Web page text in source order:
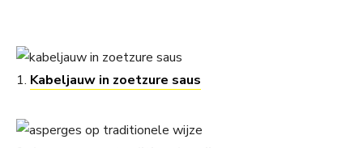
1. Kabeljauw in zoetzure saus